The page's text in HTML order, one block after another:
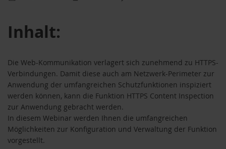
Inhalt:
Die Web-Kommunikation verlagert sich zunehmend zu HTTPS-
Verbindungen. Damit diese auch am Netzwerk-Perimeter zur
Anwendung der umfangreichen Schutzfunktionen inspiziert
werden können, kann die Funktion HTTPS Content Inspection
zur Anwendung gebracht werden.
In diesem Webinar werden Ihnen die umfangreichen
Möglichkeiten zur Konfiguration und Verwaltung der Funktion
vorgestellt.